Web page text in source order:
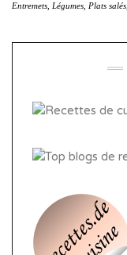
Entremets Légumes Plats salés